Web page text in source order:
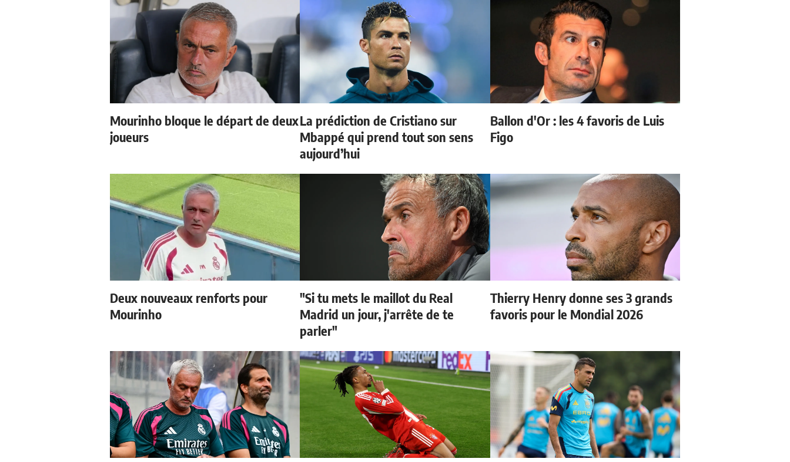
Mourinho bloque le départ de deux
joueurs
La prédiction de Cristiano sur
Mbappé qui prend tout son sens
aujourd’hui
Ballon d'Or : les 4 favoris de Luis
Figo
Deux nouveaux renforts pour
Mourinho
"Si tu mets le maillot du Real
Madrid un jour, j'arrête de te
parler"
Thierry Henry donne ses 3 grands
favoris pour le Mondial 2026